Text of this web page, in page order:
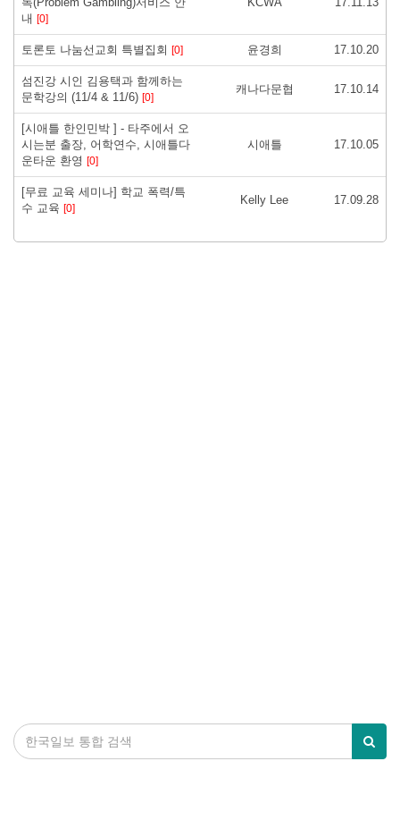
내 [0]
토론토 나눔선교회 특별집회 [0] 윤경희 17.10.20
섬진강 시인 김용택과 함께하는
문학강의 (11/4 & 11/6) [0]
캐나다문협 17.10.14
[시애틀 한인민박 ] - 타주에서 오
시는분 출장, 어학연수, 시애틀다
운타운 환영 [0]
시애틀 17.10.05
[무료 교육 세미나] 학교 폭력/특
수 교육 [0]
Kelly Lee 17.09.28